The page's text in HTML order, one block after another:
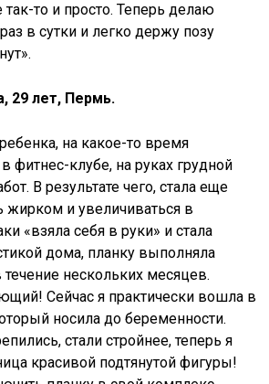
то и просто. Теперь делаю
в сутки и легко держу позу
29 лет, Пермь.
на какое-то время
фитнес-клубе, на руках грудной
В результате чего, стала еще
и увеличиваться в
«взяла себя в руки» и стала
дома, планку выполняла
нескольких месяцев.
Сейчас я практически вошла в
носила до беременности.
стали стройнее, теперь я
красивой подтянутой фигуры!